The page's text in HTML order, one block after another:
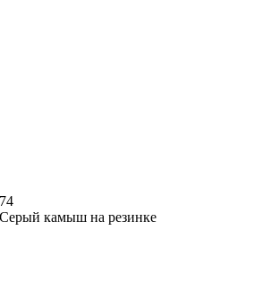
камыш на резинке